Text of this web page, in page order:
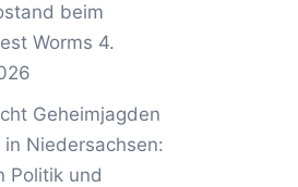
beim
Worms 4.
Geheimjagden
in Niedersachsen:
Politik und